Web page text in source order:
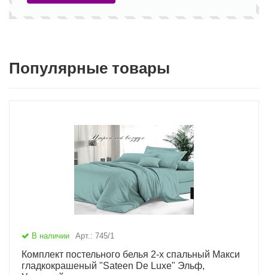
Популярные товары
В наличии Арт.: 745/1
Комплект постельного белья 2-х спальный Макси
гладкокрашеный "Sateen De Luxe" Эльф,